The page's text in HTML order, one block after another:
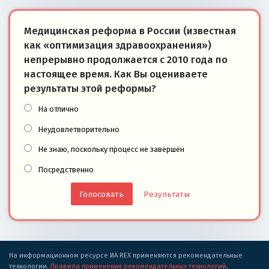
Медицинская реформа в России (известная
как «оптимизация здравоохранения»)
непрерывно продолжается с 2010 года по
настоящее время. Как Вы оцениваете
результаты этой реформы?
На отлично
Неудовлетворительно
Не знаю, поскольку процесс не завершён
Посредственно
Результаты
На информационном ресурсе ИА REX применяются рекомендательные
технологии. Правила применения рекомендательных технологий.